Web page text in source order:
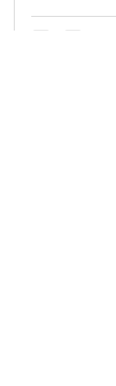
motivación.
Piensa, en